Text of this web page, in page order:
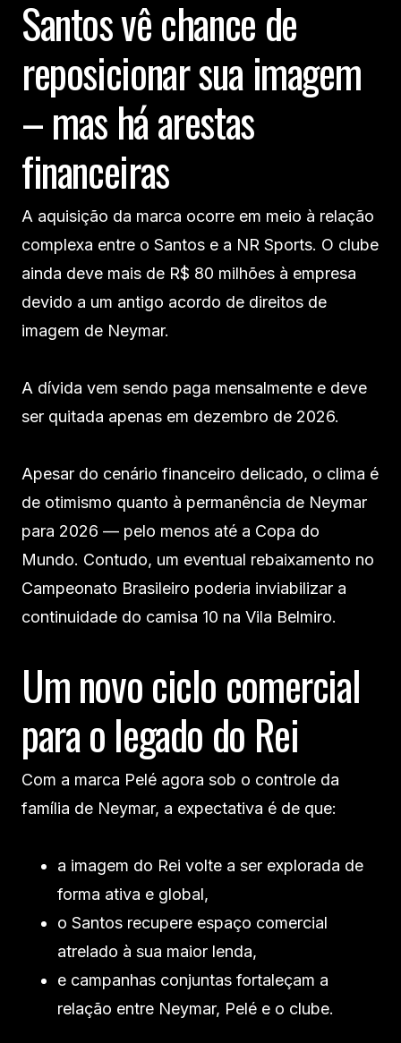
Santos vê chance de
reposicionar sua imagem
– mas há arestas
financeiras
A aquisição da marca ocorre em meio à relação
complexa entre o Santos e a NR Sports. O clube
ainda deve mais de R$ 80 milhões à empresa
devido a um antigo acordo de direitos de
imagem de Neymar.
A dívida vem sendo paga mensalmente e deve
ser quitada apenas em dezembro de 2026.
Apesar do cenário financeiro delicado, o clima é
de otimismo quanto à permanência de Neymar
para 2026 — pelo menos até a Copa do
Mundo. Contudo, um eventual rebaixamento no
Campeonato Brasileiro poderia inviabilizar a
continuidade do camisa 10 na Vila Belmiro.
Um novo ciclo comercial
para o legado do Rei
Com a marca Pelé agora sob o controle da
família de Neymar, a expectativa é de que:
a imagem do Rei volte a ser explorada de
forma ativa e global,
o Santos recupere espaço comercial
atrelado à sua maior lenda,
e campanhas conjuntas fortaleçam a
relação entre Neymar, Pelé e o clube.